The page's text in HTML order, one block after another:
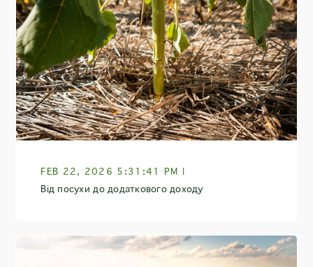
FEB 22, 2026 5:31:41 PM |
Від посухи до додаткового доходу